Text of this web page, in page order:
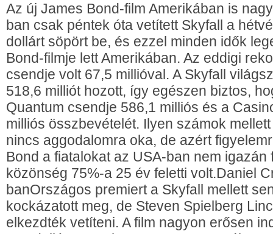
Az új James Bond-film Amerikában is
ban csak péntek óta vetített Skyfall a
dollárt söpört be, és ezzel minden idők
Bond-filmje lett Amerikában. Az eddigi
csendje volt 67,5 millióval. A Skyfall
518,6 milliót hozott, így egészen biztos,
Quantum csendje 586,1 milliós és a
milliós összbevételét. Ilyen számok
nincs aggodalomra oka, de azért
Bond a fiatalokat az USA-ban nem igazán
közönség 75%-a 25 év feletti volt.Daniel
banOrszágos premiert a Skyfall mellett
kockázatott meg, de Steven Spielberg
elkezdték vetíteni. A film nagyon erősen